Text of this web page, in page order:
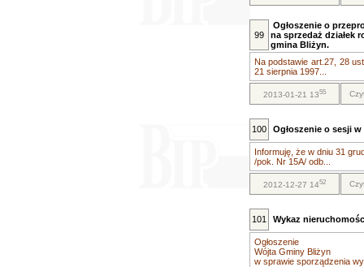
99
Ogłoszenie o
na sprzedaż działek
gmina Bliżyn.
Na podstawie art.27, 28
21 sierpnia 1997...
2013-01-21 1355
100 Ogłoszenie o sesji
Informuję, że w dniu 31
/pok. Nr 15A/ odb...
2012-12-27 1452
101 Wykaz
Ogłoszenie
Wójta Gminy Bliżyn
w sprawie sporządzenia